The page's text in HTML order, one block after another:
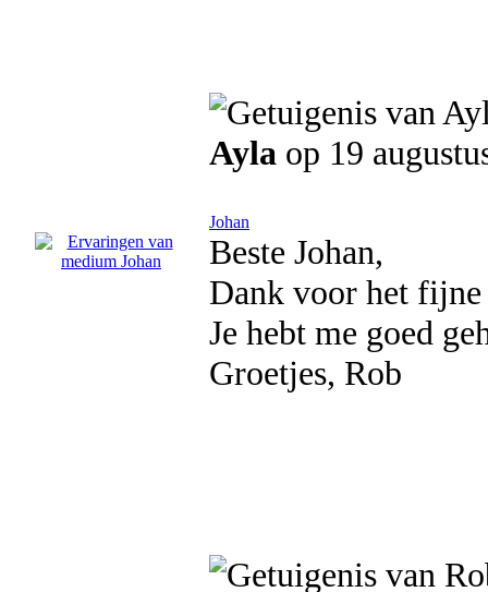
Ayla op 19
Johan
Beste Johan,
Dank voor het
Je hebt me goed
Groetjes, Rob